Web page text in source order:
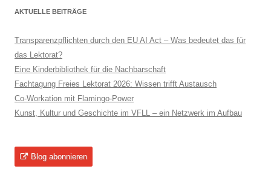
AKTUELLE BEITRÄGE
Transparenzpflichten durch den EU AI Act – Was bedeutet das für
das Lektorat?
Eine Kinderbibliothek für die Nachbarschaft
Fachtagung Freies Lektorat 2026: Wissen trifft Austausch
Co-Workation mit Flamingo-Power
Kunst, Kultur und Geschichte im VFLL – ein Netzwerk im Aufbau
Blog abonnieren